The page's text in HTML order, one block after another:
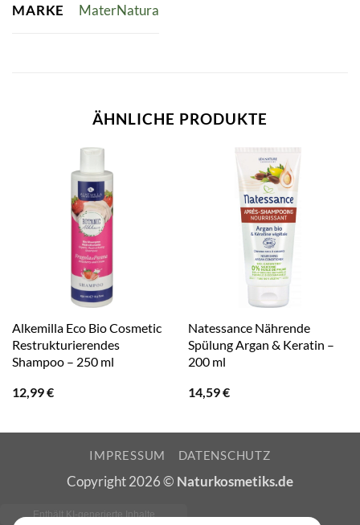
MARKE MaterNatura
ÄHNLICHE PRODUKTE
Alkemilla Eco Bio Cosmetic
Restrukturierendes
Shampoo – 250 ml
12,99€
Natessance Nährende
Spülung Argan & Keratin –
200 ml
14,59€
IMPRESSUM DATENSCHUTZ
Copyright 2026 © Naturkosmetiks.de